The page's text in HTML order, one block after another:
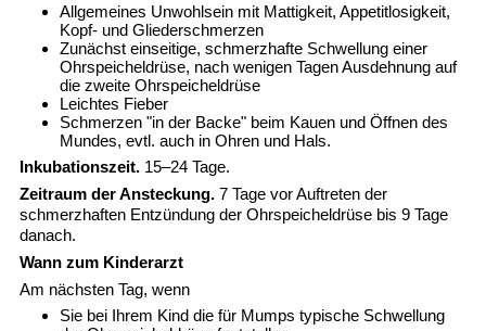
Allgemeines Unwohlsein mit Mattigkeit, Appetitlosigkeit,
Kopf- und Gliederschmerzen
Zunächst einseitige, schmerzhafte Schwellung einer
Ohrspeicheldrüse, nach wenigen Tagen Ausdehnung auf
die zweite Ohrspeicheldrüse
Leichtes Fieber
Schmerzen "in der Backe" beim Kauen und Öffnen des
Mundes, evtl. auch in Ohren und Hals.
Inkubationszeit.15–24 Tage.
Zeitraum der Ansteckung.7 Tage vor Auftreten der
schmerzhaften Entzündung der Ohrspeicheldrüse bis 9 Tage
danach.
Wann zum Kinderarzt
Am nächsten Tag, wenn
Sie bei Ihrem Kind die für Mumps typische Schwellung